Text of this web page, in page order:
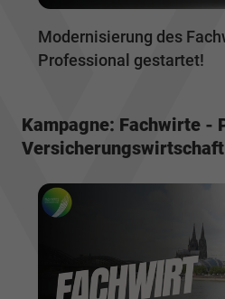
Modernisierung des
Professional gestartet!
Kampagne: Fachwirte -
Versicherungswirtschaft